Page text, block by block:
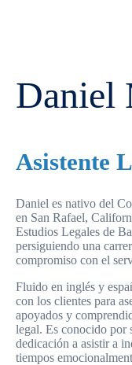
Daniel
Asistente
Daniel es nativo del
en San Rafael,
Estudios Legales de
persiguiendo una
compromiso con el
Fluido en inglés y
con los clientes para
apoyados y
legal. Es conocido por
dedicación a asistir a
tiempos